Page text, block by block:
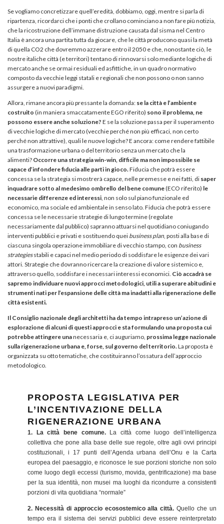
Se vogliamo concretizzare quell’eredità, dobbiamo, oggi, mentre si parla di
ripartenza, ricordarci che i ponti che crollano cominciano a non fare più notizia,
che la ricostruzione dell’immane distruzione causata dal sisma nel Centro
Italia è ancora una partita tutta da giocare, che le città producono quasi la metà
di quella CO2 che dovremmo azzerare entro il 2050 e che, nonostante ciò, le
nostre italiche città (e territori) tentano di rinnovarsi solo mediante logiche di
mercato anche se ormai residuali ed asfittiche, in un quadro normativo
composto da vecchie leggi statali e regionali che non possono o non sanno
assurgere a nuovi paradigmi.
Allora, rimane ancora più pressante la domanda: se la città e l’ambiente
costruito (in maniera smaccatamente EGO riferito) sono il problema, ne
possono essere anche soluzione? E se la soluzione passa per il superamento
di vecchie logiche di mercato (vecchie perché non più efficaci, non certo
perché non attrattive), quali le nuove logiche? E ancora: come rendere fattibile
una trasformazione urbana o del territorio senza un mercato che la
alimenti? Occorre una strategia win-win, difficile ma non impossibile se
capace d’infondere fiducia alle parti in gioco. Fiducia che potrà essere
concessa se la strategia si mostrerà capace, nelle premesse e nei fatti, di saper
inquadrare sotto al medesimo ombrello del bene comune(ECO riferito) le
necessarie differenze ed interessi , non solo sul piano funzionale ed
economico, ma sociale ed ambientale in senso lato. Fiducia che potrà essere
concessa se le necessarie strategie di lungo termine (regolate
necessariamente dal pubblico) sapranno attuarsi nel quotidiano coniugando
interventi pubblici e privati e sostituendo quei business plan , posti alla base di
ciascuna singola operazione immobiliare di vecchio stampo, con business
strategiesstabili e capaci nel medio periodo di soddisfare le esigenze dei vari
attori. Strategie che dovranno ricercare la creazione di valore sistemico e,
attraverso quello, soddisfare i necessari interessi economici. Ciò accadrà se
sapremo individuare nuovi approcci metodologici, utili a superare abitudini e
strumenti nati per l’espansione delle città ma inadatti alla rigenerazione delle
città esistenti.
Il Consiglio nazionale degli architetti ha da tempo intrapreso un’azione di
esplorazione di alcuni di questi approcci e sta formulando una proposta cui
potrebbe attingere unanecessaria e, ci auguriamo, prossima legge nazionale
sulla rigenerazione urbana e, forse, sul governo del territorio. La proposta è
organizzata su otto tematiche, che costituiranno l’ossatura dell’approccio
metodologico.
PROPOSTA LEGISLATIVA PER
L’INCENTIVAZIONE DELLA
RIGENERAZIONE URBANA
1. La città bene comune.La città come luogo dell’intelligenza
collettiva che pone alla base delle sue regole, oltre agli ovvi principi
costituzionali, i 17 punti dell’Agenda urbana dell’Onu e la Carta
europea del paesaggio, e riconosce le sue porzioni storiche non solo
come luogo degli eccessi (turismo, movida, gentrificazione) ma base
per la sua identità, non musei ma luoghi da ricondurre a consistenti
porzioni di vita quotidiana “normale”
2. Necessità di approccio ecosostemico alla città. Quello che un
tempo era il sistema dei servizi pubblici deve essere reinterpretato